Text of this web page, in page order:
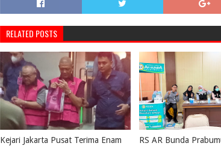
RELATED POSTS
Kejari Jakarta Pusat Terima Enam
RS AR Bunda